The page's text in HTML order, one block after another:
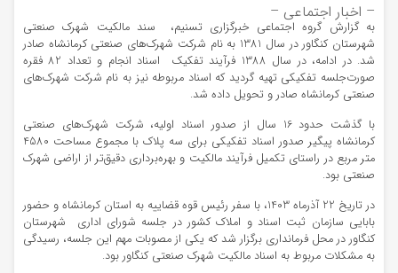
مرا به خاطر بسپار
– اخبار اجتماعی –
به گزارش گروه اجتماعی خبرگزاری تسنیم، سند مالکیت شهرک صنعتی
شهرستان کنگاور در سال 1381 به نام شرکت شهرک‌های صنعتی کرمانشاه صادر
شد. در ادامه، در سال 1388 فرآیند تفکیک اسناد انجام و تعداد 82 فقره
صورت‌جلسه تفکیکی تهیه گردید که اسناد مربوطه نیز به نام شرکت شهرک‌های
صنعتی کرمانشاه صادر و تحویل داده شد.
با گذشت حدود 16 سال از صدور اسناد اولیه، شرکت شهرک‌های صنعتی
کرمانشاه پیگیر صدور اسناد تفکیکی برای سه پلاک با مجموع مساحت 4580
متر مربع در راستای تکمیل فرآیند مالکیت و بهره‌برداری دقیق‌تر از اراضی شهرک
صنعتی بود.
در تاریخ 22 آذرماه 1403، با سفر رئیس قوه قضاییه به استان کرمانشاه و حضور
بابایی سازمان ثبت اسناد و املاک کشور در جلسه شورای اداری شهرستان
کنگاور در محل فرمانداری برگزار شد که یکی از مصوبات مهم این جلسه، رسیدگی
به مشکلات مربوط به اسناد مالکیت شهرک صنعتی کنگاور بود.